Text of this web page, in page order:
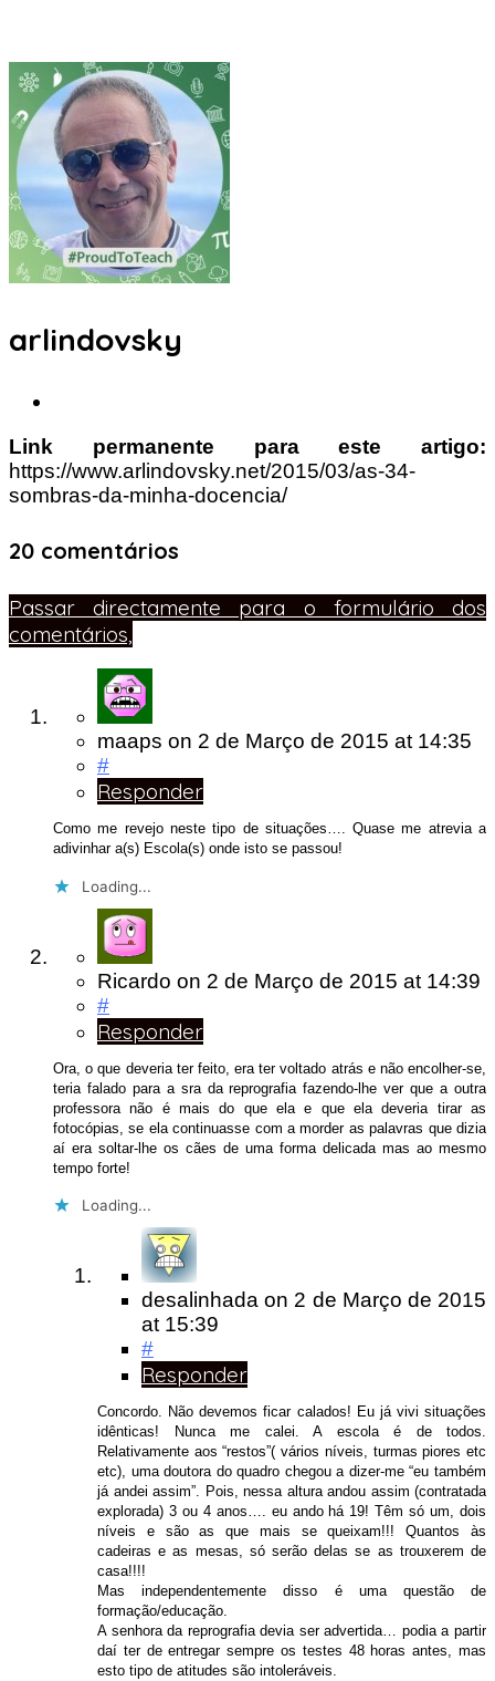
arlindovsky
Link permanente para este artigo:
https://www.arlindovsky.net/2015/03/as-34-
sombras-da-minha-docencia/
20 comentários
Passar directamente para o formulário dos
comentários,
maaps on 2 de Março de 2015 at 14:35
#
Responder
Como me revejo neste tipo de situações…. Quase me atrevia a
adivinhar a(s) Escola(s) onde isto se passou!
Loading...
Ricardo on 2 de Março de 2015 at 14:39
#
Responder
Ora, o que deveria ter feito, era ter voltado atrás e não encolher-se,
teria falado para a sra da reprografia fazendo-lhe ver que a outra
professora não é mais do que ela e que ela deveria tirar as
fotocópias, se ela continuasse com a morder as palavras que dizia
aí era soltar-lhe os cães de uma forma delicada mas ao mesmo
tempo forte!
Loading...
desalinhada on 2 de Março de 2015
at 15:39
#
Responder
Concordo. Não devemos ficar calados! Eu já vivi situações
idênticas! Nunca me calei. A escola é de todos.
Relativamente aos “restos”( vários níveis, turmas piores etc
etc), uma doutora do quadro chegou a dizer-me “eu também
já andei assim”. Pois, nessa altura andou assim (contratada
explorada) 3 ou 4 anos…. eu ando há 19! Têm só um, dois
níveis e são as que mais se queixam!!! Quantos às
cadeiras e as mesas, só serão delas se as trouxerem de
casa!!!!
Mas independentemente disso é uma questão de
formação/educação.
A senhora da reprografia devia ser advertida… podia a partir
daí ter de entregar sempre os testes 48 horas antes, mas
esto tipo de atitudes são intoleráveis.